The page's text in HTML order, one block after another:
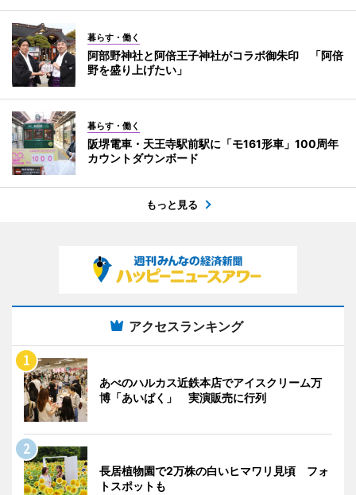
暮らす・働く
阿部野神社と阿倍王子神社がコラボ御朱印 「阿倍
野を盛り上げたい」
暮らす・働く
阪堺電車・天王寺駅前駅に「モ161形車」100周年
カウントダウンボード
もっと見る
アクセスランキング
あべのハルカス近鉄本店でアイスクリーム万
博「あいぱく」 実演販売に行列
長居植物園で2万株の白いヒマワリ見頃 フォ
トスポットも